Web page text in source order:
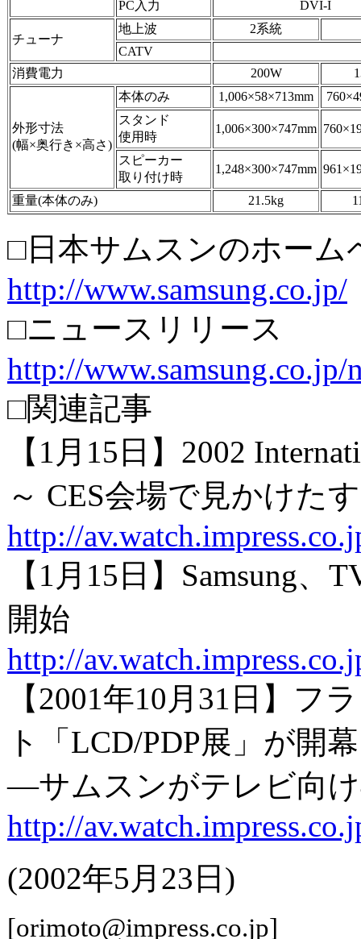
PC入力
DVI-I
チューナ
地上波
2系統
CATV
消費電力
200W
外形寸法
(幅×奥行き×高さ)
本体のみ 1,006×58×713mm
スタンド
使用時
1,006×300×747mm
スピーカー
取り付け時
1,248×300×747mm
重量(本体のみ) 21.5kg
□日本サムスンのホーム
http://www.samsung.co.jp/
□ニュースリリース
http://
□関連記事
【1月15日】2002
～ CES会場で見かけた
http://
【1月15日】Samsung
開始
http://
【2001年10月31日】フ
ト「LCD/PDP展」が開幕
―サムスンがテレビ向
http://
(2002年5月23日)
[orimoto@impress.co.jp]